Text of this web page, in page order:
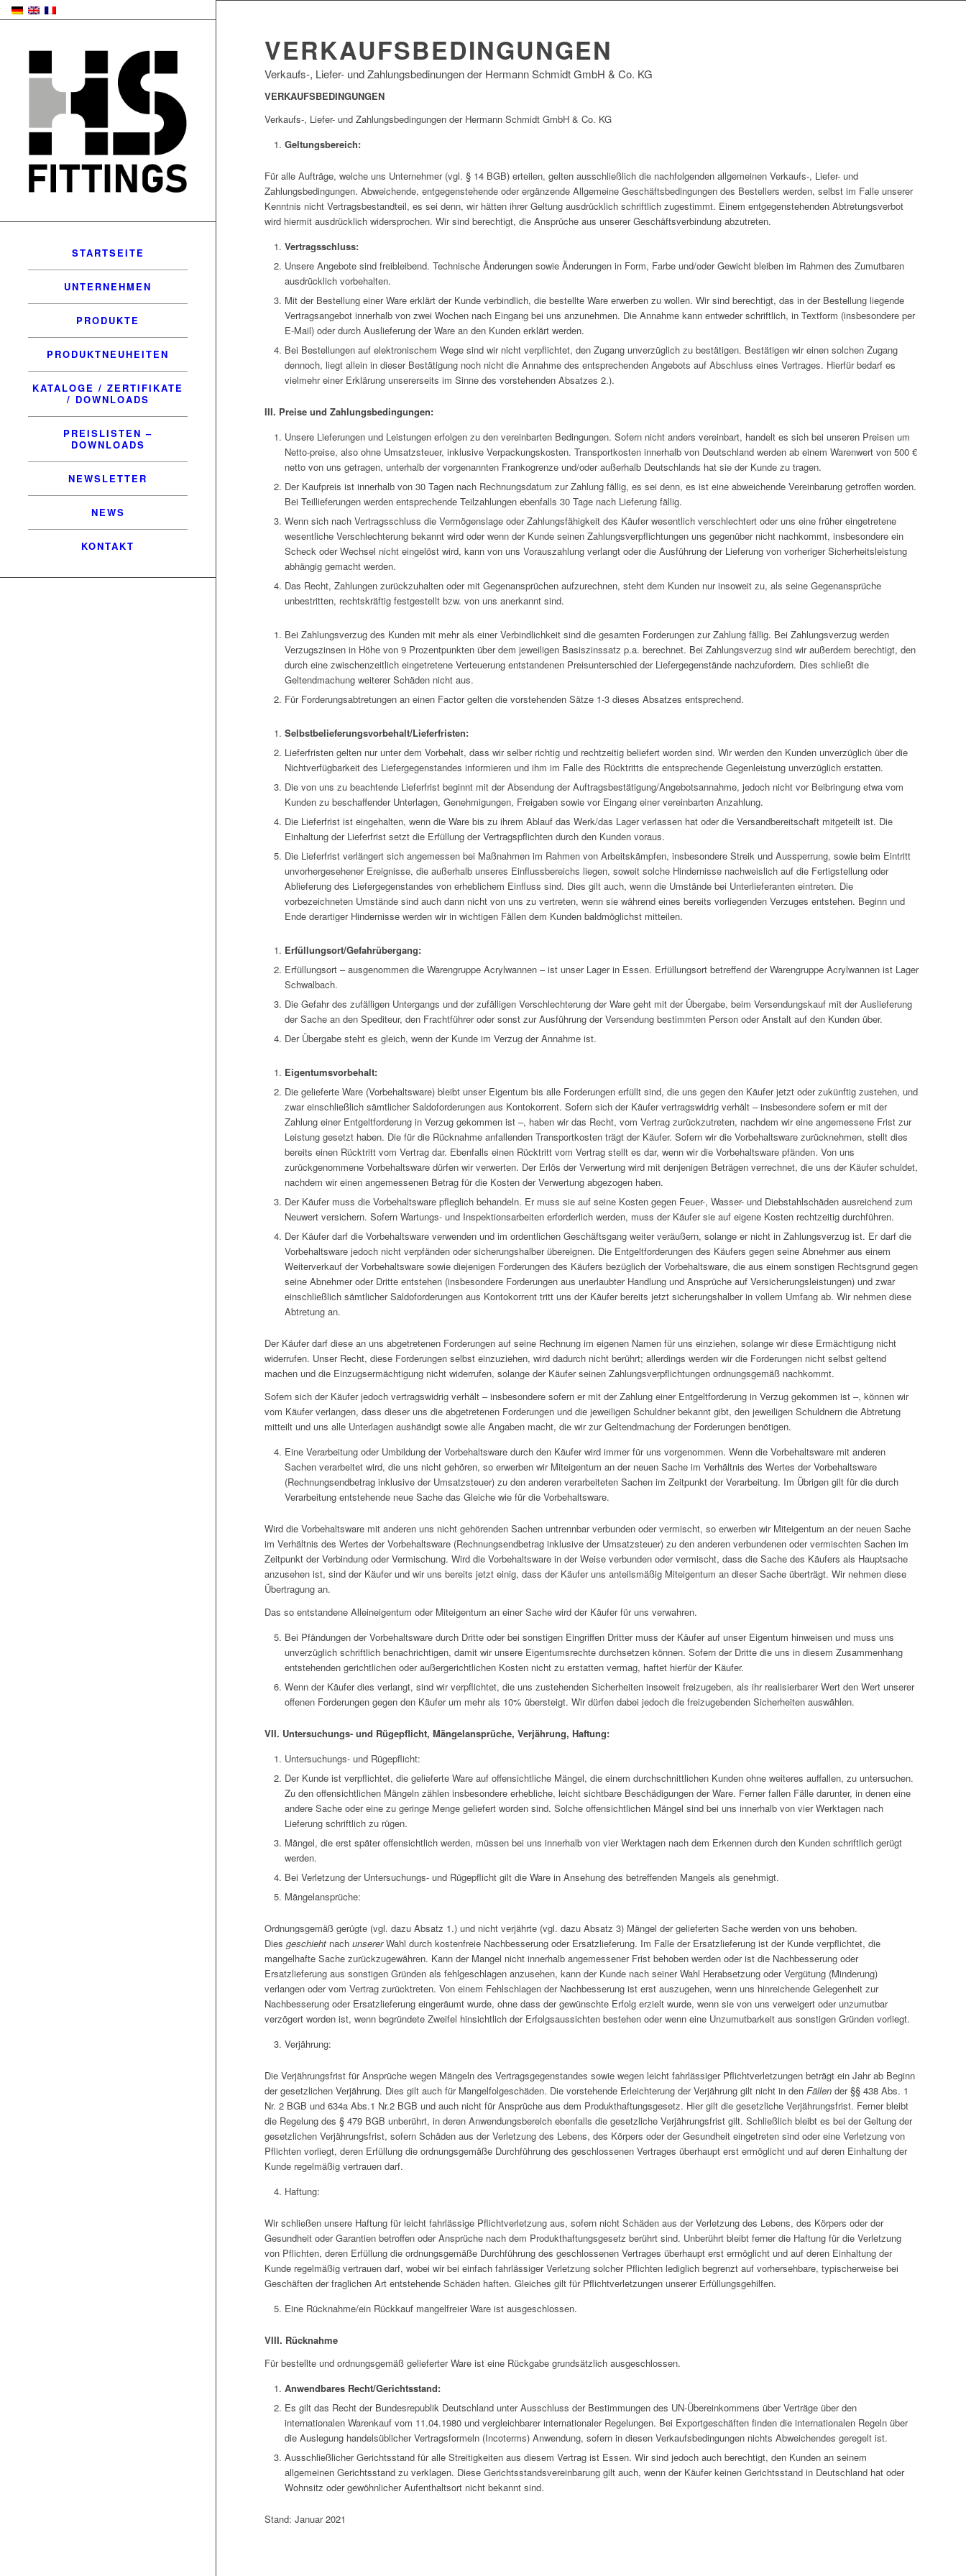
STARTSEITE
UNTERNEHMEN
PRODUKTE
PRODUKTNEUHEITEN
KATALOGE / ZERTIFIKATE
/ DOWNLOADS
PREISLISTEN –
DOWNLOADS
NEWSLETTER
NEWS
KONTAKT
VERKAUFSBEDINGUNGEN
Verkaufs-, Liefer- und Zahlungsbedinungen der Hermann Schmidt GmbH & Co. KG
VERKAUFSBEDINGUNGEN
Verkaufs-, Liefer- und Zahlungsbedingungen der Hermann Schmidt GmbH & Co. KG
Geltungsbereich:
Für alle Aufträge, welche uns Unternehmer (vgl. § 14 BGB) erteilen, gelten ausschließlich die nachfolgenden allgemeinen Verkaufs-, Liefer- und
Zahlungsbedingungen. Abweichende, entgegenstehende oder ergänzende Allgemeine Geschäftsbedingungen des Bestellers werden, selbst im Falle unserer
Kenntnis nicht Vertragsbestandteil, es sei denn, wir hätten ihrer Geltung ausdrücklich schriftlich zugestimmt. Einem entgegenstehenden Abtretungsverbot
wird hiermit ausdrücklich widersprochen. Wir sind berechtigt, die Ansprüche aus unserer Geschäftsverbindung abzutreten.
Vertragsschluss:
Unsere Angebote sind freibleibend. Technische Änderungen sowie Änderungen in Form, Farbe und/oder Gewicht bleiben im Rahmen des Zumutbaren
ausdrücklich vorbehalten.
Mit der Bestellung einer Ware erklärt der Kunde verbindlich, die bestellte Ware erwerben zu wollen. Wir sind berechtigt, das in der Bestellung liegende
Vertragsangebot innerhalb von zwei Wochen nach Eingang bei uns anzunehmen. Die Annahme kann entweder schriftlich, in Textform (insbesondere per
E-Mail) oder durch Auslieferung der Ware an den Kunden erklärt werden.
Bei Bestellungen auf elektronischem Wege sind wir nicht verpflichtet, den Zugang unverzüglich zu bestätigen. Bestätigen wir einen solchen Zugang
dennoch, liegt allein in dieser Bestätigung noch nicht die Annahme des entsprechenden Angebots auf Abschluss eines Vertrages. Hierfür bedarf es
vielmehr einer Erklärung unsererseits im Sinne des vorstehenden Absatzes 2.).
III. Preise und Zahlungsbedingungen:
Unsere Lieferungen und Leistungen erfolgen zu den vereinbarten Bedingungen. Sofern nicht anders vereinbart, handelt es sich bei unseren Preisen um
Netto-preise, also ohne Umsatzsteuer, inklusive Verpackungskosten. Transportkosten innerhalb von Deutschland werden ab einem Warenwert von 500 €
netto von uns getragen, unterhalb der vorgenannten Frankogrenze und/oder außerhalb Deutschlands hat sie der Kunde zu tragen.
Der Kaufpreis ist innerhalb von 30 Tagen nach Rechnungsdatum zur Zahlung fällig, es sei denn, es ist eine abweichende Vereinbarung getroffen worden.
Bei Teillieferungen werden entsprechende Teilzahlungen ebenfalls 30 Tage nach Lieferung fällig.
Wenn sich nach Vertragsschluss die Vermögenslage oder Zahlungsfähigkeit des Käufer wesentlich verschlechtert oder uns eine früher eingetretene
wesentliche Verschlechterung bekannt wird oder wenn der Kunde seinen Zahlungsverpflichtungen uns gegenüber nicht nachkommt, insbesondere ein
Scheck oder Wechsel nicht eingelöst wird, kann von uns Vorauszahlung verlangt oder die Ausführung der Lieferung von vorheriger Sicherheitsleistung
abhängig gemacht werden.
Das Recht, Zahlungen zurückzuhalten oder mit Gegenansprüchen aufzurechnen, steht dem Kunden nur insoweit zu, als seine Gegenansprüche
unbestritten, rechtskräftig festgestellt bzw. von uns anerkannt sind.
Bei Zahlungsverzug des Kunden mit mehr als einer Verbindlichkeit sind die gesamten Forderungen zur Zahlung fällig. Bei Zahlungsverzug werden
Verzugszinsen in Höhe von 9 Prozentpunkten über dem jeweiligen Basiszinssatz p.a. berechnet. Bei Zahlungsverzug sind wir außerdem berechtigt, den
durch eine zwischenzeitlich eingetretene Verteuerung entstandenen Preisunterschied der Liefergegenstände nachzufordern. Dies schließt die
Geltendmachung weiterer Schäden nicht aus.
Für Forderungsabtretungen an einen Factor gelten die vorstehenden Sätze 1-3 dieses Absatzes entsprechend.
Selbstbelieferungsvorbehalt/Lieferfristen:
Lieferfristen gelten nur unter dem Vorbehalt, dass wir selber richtig und rechtzeitig beliefert worden sind. Wir werden den Kunden unverzüglich über die
Nichtverfügbarkeit des Liefergegenstandes informieren und ihm im Falle des Rücktritts die entsprechende Gegenleistung unverzüglich erstatten.
Die von uns zu beachtende Lieferfrist beginnt mit der Absendung der Auftragsbestätigung/Angebotsannahme, jedoch nicht vor Beibringung etwa vom
Kunden zu beschaffender Unterlagen, Genehmigungen, Freigaben sowie vor Eingang einer vereinbarten Anzahlung.
Die Lieferfrist ist eingehalten, wenn die Ware bis zu ihrem Ablauf das Werk/das Lager verlassen hat oder die Versandbereitschaft mitgeteilt ist. Die
Einhaltung der Lieferfrist setzt die Erfüllung der Vertragspflichten durch den Kunden voraus.
Die Lieferfrist verlängert sich angemessen bei Maßnahmen im Rahmen von Arbeitskämpfen, insbesondere Streik und Aussperrung, sowie beim Eintritt
unvorhergesehener Ereignisse, die außerhalb unseres Einflussbereichs liegen, soweit solche Hindernisse nachweislich auf die Fertigstellung oder
Ablieferung des Liefergegenstandes von erheblichem Einfluss sind. Dies gilt auch, wenn die Umstände bei Unterlieferanten eintreten. Die
vorbezeichneten Umstände sind auch dann nicht von uns zu vertreten, wenn sie während eines bereits vorliegenden Verzuges entstehen. Beginn und
Ende derartiger Hindernisse werden wir in wichtigen Fällen dem Kunden baldmöglichst mitteilen.
Erfüllungsort/Gefahrübergang:
Erfüllungsort – ausgenommen die Warengruppe Acrylwannen – ist unser Lager in Essen. Erfüllungsort betreffend der Warengruppe Acrylwannen ist Lager
Schwalbach.
Die Gefahr des zufälligen Untergangs und der zufälligen Verschlechterung der Ware geht mit der Übergabe, beim Versendungskauf mit der Auslieferung
der Sache an den Spediteur, den Frachtführer oder sonst zur Ausführung der Versendung bestimmten Person oder Anstalt auf den Kunden über.
Der Übergabe steht es gleich, wenn der Kunde im Verzug der Annahme ist.
Eigentumsvorbehalt:
Die gelieferte Ware (Vorbehaltsware) bleibt unser Eigentum bis alle Forderungen erfüllt sind, die uns gegen den Käufer jetzt oder zukünftig zustehen, und
zwar einschließlich sämtlicher Saldoforderungen aus Kontokorrent. Sofern sich der Käufer vertragswidrig verhält – insbesondere sofern er mit der
Zahlung einer Entgeltforderung in Verzug gekommen ist –, haben wir das Recht, vom Vertrag zurückzutreten, nachdem wir eine angemessene Frist zur
Leistung gesetzt haben. Die für die Rücknahme anfallenden Transportkosten trägt der Käufer. Sofern wir die Vorbehaltsware zurücknehmen, stellt dies
bereits einen Rücktritt vom Vertrag dar. Ebenfalls einen Rücktritt vom Vertrag stellt es dar, wenn wir die Vorbehaltsware pfänden. Von uns
zurückgenommene Vorbehaltsware dürfen wir verwerten. Der Erlös der Verwertung wird mit denjenigen Beträgen verrechnet, die uns der Käufer schuldet,
nachdem wir einen angemessenen Betrag für die Kosten der Verwertung abgezogen haben.
Der Käufer muss die Vorbehaltsware pfleglich behandeln. Er muss sie auf seine Kosten gegen Feuer-, Wasser- und Diebstahlschäden ausreichend zum
Neuwert versichern. Sofern Wartungs- und Inspektionsarbeiten erforderlich werden, muss der Käufer sie auf eigene Kosten rechtzeitig durchführen.
Der Käufer darf die Vorbehaltsware verwenden und im ordentlichen Geschäftsgang weiter veräußern, solange er nicht in Zahlungsverzug ist. Er darf die
Vorbehaltsware jedoch nicht verpfänden oder sicherungshalber übereignen. Die Entgeltforderungen des Käufers gegen seine Abnehmer aus einem
Weiterverkauf der Vorbehaltsware sowie diejenigen Forderungen des Käufers bezüglich der Vorbehaltsware, die aus einem sonstigen Rechtsgrund gegen
seine Abnehmer oder Dritte entstehen (insbesondere Forderungen aus unerlaubter Handlung und Ansprüche auf Versicherungsleistungen) und zwar
einschließlich sämtlicher Saldoforderungen aus Kontokorrent tritt uns der Käufer bereits jetzt sicherungshalber in vollem Umfang ab. Wir nehmen diese
Abtretung an.
Der Käufer darf diese an uns abgetretenen Forderungen auf seine Rechnung im eigenen Namen für uns einziehen, solange wir diese Ermächtigung nicht
widerrufen. Unser Recht, diese Forderungen selbst einzuziehen, wird dadurch nicht berührt; allerdings werden wir die Forderungen nicht selbst geltend
machen und die Einzugsermächtigung nicht widerrufen, solange der Käufer seinen Zahlungsverpflichtungen ordnungsgemäß nachkommt.
Sofern sich der Käufer jedoch vertragswidrig verhält – insbesondere sofern er mit der Zahlung einer Entgeltforderung in Verzug gekommen ist –, können wir
vom Käufer verlangen, dass dieser uns die abgetretenen Forderungen und die jeweiligen Schuldner bekannt gibt, den jeweiligen Schuldnern die Abtretung
mitteilt und uns alle Unterlagen aushändigt sowie alle Angaben macht, die wir zur Geltendmachung der Forderungen benötigen.
Eine Verarbeitung oder Umbildung der Vorbehaltsware durch den Käufer wird immer für uns vorgenommen. Wenn die Vorbehaltsware mit anderen
Sachen verarbeitet wird, die uns nicht gehören, so erwerben wir Miteigentum an der neuen Sache im Verhältnis des Wertes der Vorbehaltsware
(Rechnungsendbetrag inklusive der Umsatzsteuer) zu den anderen verarbeiteten Sachen im Zeitpunkt der Verarbeitung. Im Übrigen gilt für die durch
Verarbeitung entstehende neue Sache das Gleiche wie für die Vorbehaltsware.
Wird die Vorbehaltsware mit anderen uns nicht gehörenden Sachen untrennbar verbunden oder vermischt, so erwerben wir Miteigentum an der neuen Sache
im Verhältnis des Wertes der Vorbehaltsware (Rechnungsendbetrag inklusive der Umsatzsteuer) zu den anderen verbundenen oder vermischten Sachen im
Zeitpunkt der Verbindung oder Vermischung. Wird die Vorbehaltsware in der Weise verbunden oder vermischt, dass die Sache des Käufers als Hauptsache
anzusehen ist, sind der Käufer und wir uns bereits jetzt einig, dass der Käufer uns anteilsmäßig Miteigentum an dieser Sache überträgt. Wir nehmen diese
Übertragung an.
Das so entstandene Alleineigentum oder Miteigentum an einer Sache wird der Käufer für uns verwahren.
Bei Pfändungen der Vorbehaltsware durch Dritte oder bei sonstigen Eingriffen Dritter muss der Käufer auf unser Eigentum hinweisen und muss uns
unverzüglich schriftlich benachrichtigen, damit wir unsere Eigentumsrechte durchsetzen können. Sofern der Dritte die uns in diesem Zusammenhang
entstehenden gerichtlichen oder außergerichtlichen Kosten nicht zu erstatten vermag, haftet hierfür der Käufer.
Wenn der Käufer dies verlangt, sind wir verpflichtet, die uns zustehenden Sicherheiten insoweit freizugeben, als ihr realisierbarer Wert den Wert unserer
offenen Forderungen gegen den Käufer um mehr als 10% übersteigt. Wir dürfen dabei jedoch die freizugebenden Sicherheiten auswählen.
VII. Untersuchungs- und Rügepflicht, Mängelansprüche, Verjährung, Haftung:
Untersuchungs- und Rügepflicht:
Der Kunde ist verpflichtet, die gelieferte Ware auf offensichtliche Mängel, die einem durchschnittlichen Kunden ohne weiteres auffallen, zu untersuchen.
Zu den offensichtlichen Mängeln zählen insbesondere erhebliche, leicht sichtbare Beschädigungen der Ware. Ferner fallen Fälle darunter, in denen eine
andere Sache oder eine zu geringe Menge geliefert worden sind. Solche offensichtlichen Mängel sind bei uns innerhalb von vier Werktagen nach
Lieferung schriftlich zu rügen.
Mängel, die erst später offensichtlich werden, müssen bei uns innerhalb von vier Werktagen nach dem Erkennen durch den Kunden schriftlich gerügt
werden.
Bei Verletzung der Untersuchungs- und Rügepflicht gilt die Ware in Ansehung des betreffenden Mangels als genehmigt.
Mängelansprüche:
Ordnungsgemäß gerügte (vgl. dazu Absatz 1.) und nicht verjährte (vgl. dazu Absatz 3) Mängel der gelieferten Sache werden von uns behoben.
Dies geschiehtnach unsererWahl durch kostenfreie Nachbesserung oder Ersatzlieferung. Im Falle der Ersatzlieferung ist der Kunde verpflichtet, die
mangelhafte Sache zurückzugewähren. Kann der Mangel nicht innerhalb angemessener Frist behoben werden oder ist die Nachbesserung oder
Ersatzlieferung aus sonstigen Gründen als fehlgeschlagen anzusehen, kann der Kunde nach seiner Wahl Herabsetzung oder Vergütung (Minderung)
verlangen oder vom Vertrag zurücktreten. Von einem Fehlschlagen der Nachbesserung ist erst auszugehen, wenn uns hinreichende Gelegenheit zur
Nachbesserung oder Ersatzlieferung eingeräumt wurde, ohne dass der gewünschte Erfolg erzielt wurde, wenn sie von uns verweigert oder unzumutbar
verzögert worden ist, wenn begründete Zweifel hinsichtlich der Erfolgsaussichten bestehen oder wenn eine Unzumutbarkeit aus sonstigen Gründen vorliegt.
Verjährung:
Die Verjährungsfrist für Ansprüche wegen Mängeln des Vertragsgegenstandes sowie wegen leicht fahrlässiger Pflichtverletzungen beträgt ein Jahr ab Beginn
der gesetzlichen Verjährung. Dies gilt auch für Mangelfolgeschäden. Die vorstehende Erleichterung der Verjährung gilt nicht in den Fällender §§ 438 Abs. 1
Nr. 2 BGB und 634a Abs.1 Nr.2 BGB und auch nicht für Ansprüche aus dem Produkthaftungsgesetz. Hier gilt die gesetzliche Verjährungsfrist. Ferner bleibt
die Regelung des § 479 BGB unberührt, in deren Anwendungsbereich ebenfalls die gesetzliche Verjährungsfrist gilt. Schließlich bleibt es bei der Geltung der
gesetzlichen Verjährungsfrist, sofern Schäden aus der Verletzung des Lebens, des Körpers oder der Gesundheit eingetreten sind oder eine Verletzung von
Pflichten vorliegt, deren Erfüllung die ordnungsgemäße Durchführung des geschlossenen Vertrages überhaupt erst ermöglicht und auf deren Einhaltung der
Kunde regelmäßig vertrauen darf.
Haftung:
Wir schließen unsere Haftung für leicht fahrlässige Pflichtverletzung aus, sofern nicht Schäden aus der Verletzung des Lebens, des Körpers oder der
Gesundheit oder Garantien betroffen oder Ansprüche nach dem Produkthaftungsgesetz berührt sind. Unberührt bleibt ferner die Haftung für die Verletzung
von Pflichten, deren Erfüllung die ordnungsgemäße Durchführung des geschlossenen Vertrages überhaupt erst ermöglicht und auf deren Einhaltung der
Kunde regelmäßig vertrauen darf, wobei wir bei einfach fahrlässiger Verletzung solcher Pflichten lediglich begrenzt auf vorhersehbare, typischerweise bei
Geschäften der fraglichen Art entstehende Schäden haften. Gleiches gilt für Pflichtverletzungen unserer Erfüllungsgehilfen.
Eine Rücknahme/ein Rückkauf mangelfreier Ware ist ausgeschlossen.
VIII. Rücknahme
Für bestellte und ordnungsgemäß gelieferter Ware ist eine Rückgabe grundsätzlich ausgeschlossen.
Anwendbares Recht/Gerichtsstand:
Es gilt das Recht der Bundesrepublik Deutschland unter Ausschluss der Bestimmungen des UN-Übereinkommens über Verträge über den
internationalen Warenkauf vom 11.04.1980 und vergleichbarer internationaler Regelungen. Bei Exportgeschäften finden die internationalen Regeln über
die Auslegung handelsüblicher Vertragsformeln (Incoterms) Anwendung, sofern in diesen Verkaufsbedingungen nichts Abweichendes geregelt ist.
Ausschließlicher Gerichtsstand für alle Streitigkeiten aus diesem Vertrag ist Essen. Wir sind jedoch auch berechtigt, den Kunden an seinem
allgemeinen Gerichtsstand zu verklagen. Diese Gerichtsstandsvereinbarung gilt auch, wenn der Käufer keinen Gerichtsstand in Deutschland hat oder
Wohnsitz oder gewöhnlicher Aufenthaltsort nicht bekannt sind.
Stand: Januar 2021